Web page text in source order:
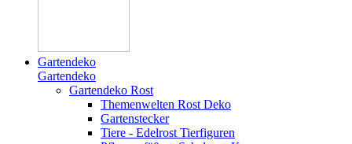
Gartendeko
Gartendeko
Gartendeko Rost
Themenwelten Rost Deko
Gartenstecker
Tiere - Edelrost Tierfiguren